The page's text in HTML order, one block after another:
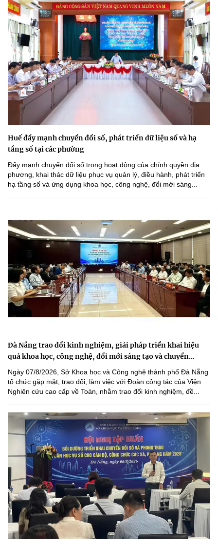
Huế đẩy mạnh chuyển đổi số, phát triển dữ liệu số và hạ
tầng số tại các phường
Đẩy mạnh chuyển đổi số trong hoạt động của chính quyền địa
phương, khai thác dữ liệu phục vụ quản lý, điều hành, phát triển
hạ tầng số và ứng dụng khoa học, công nghệ, đổi mới sáng...
Đà Nẵng trao đổi kinh nghiệm, giải pháp triển khai hiệu
quả khoa học, công nghệ, đổi mới sáng tạo và chuyển...
Ngày 07/8/2026, Sở Khoa học và Công nghệ thành phố Đà Nẵng
tổ chức gặp mặt, trao đổi, làm việc với Đoàn công tác của Viện
Nghiên cứu cao cấp về Toán, nhằm trao đổi kinh nghiệm, đề...